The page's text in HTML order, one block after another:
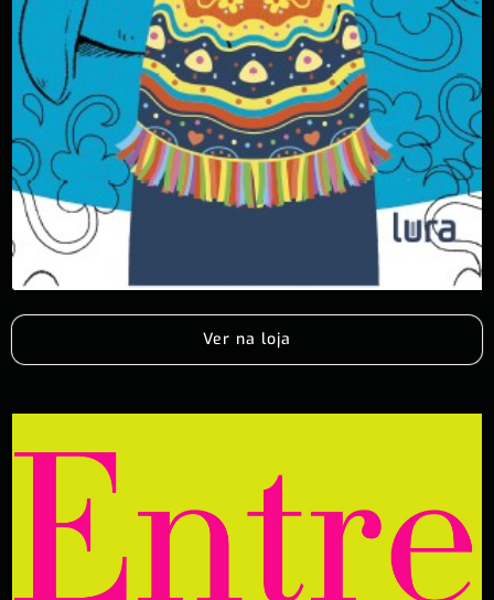
Ver na loja